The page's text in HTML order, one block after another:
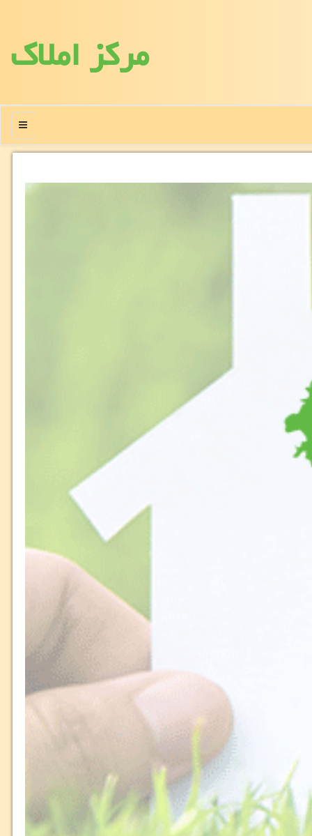
مركز املاك
منو